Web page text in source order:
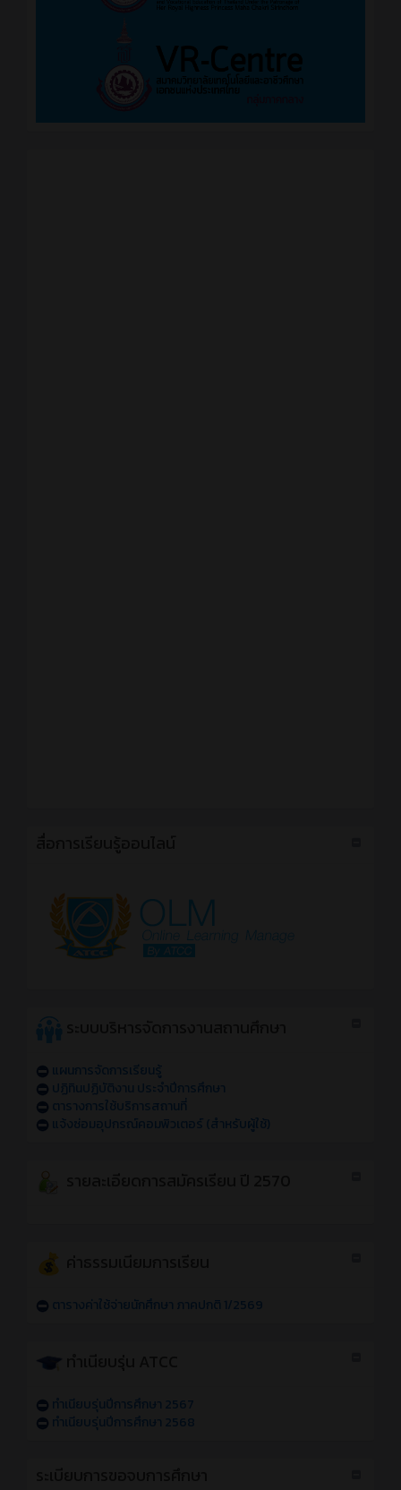
แผนการจัดการเรียนรู้
ปฏิทินปฏิบัติงาน ประจำปีการศึกษา
ตารางการใช้บริการสถานที่
แจ้งซ่อมอุปกรณ์คอมพิวเตอร์ (สำหรับผู้ใช้)
ตารางค่าใช้จ่ายนักศึกษา ภาคปกติ 1/2569
ทำเนียบรุ่นปีการศึกษา 2567
ทำเนียบรุ่นปีการศึกษา 2568